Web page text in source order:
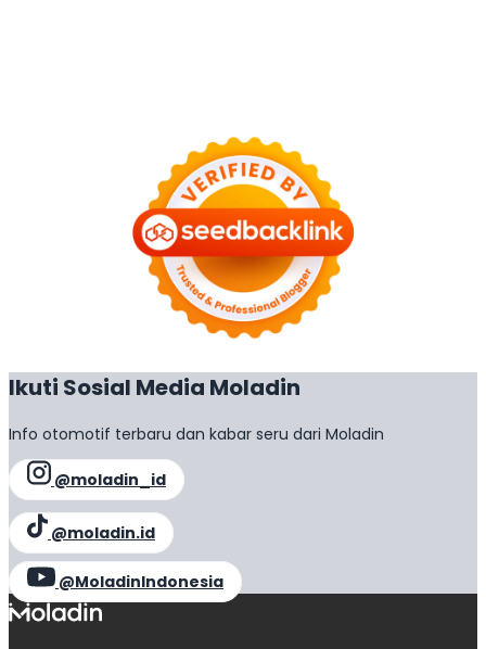
Ikuti Sosial Media Moladin
Info otomotif terbaru dan kabar seru dari Moladin
@moladin_id
@moladin.id
@MoladinIndonesia